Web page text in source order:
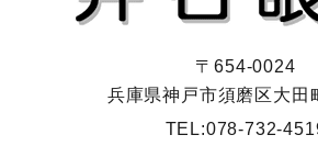
〒654-0024
兵庫県神戸市須磨区大田
TEL:078-732-